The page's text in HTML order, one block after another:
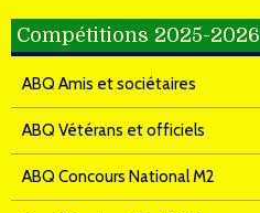
Compétitions 2025-2026
ABQ Amis et sociétaires
ABQ Vétérans et officiels
ABQ Concours National M2